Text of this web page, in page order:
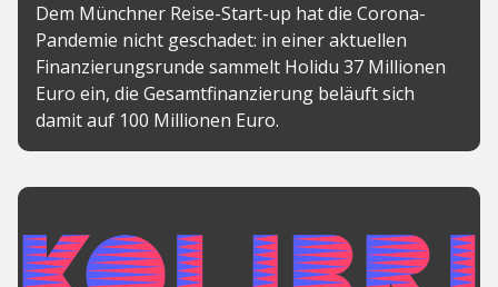
Dem Münchner Reise-Start-up hat die Corona-
Pandemie nicht geschadet: in einer aktuellen
Finanzierungsrunde sammelt Holidu 37 Millionen
Euro ein, die Gesamtfinanzierung beläuft sich
damit auf 100 Millionen Euro.